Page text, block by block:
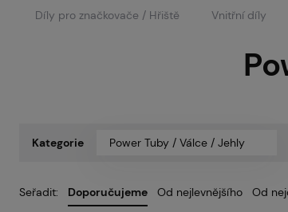
Díly pro značkovače / Hřiště Vnitřní díly
Kategorie Power Tuby / Válce / Jehly
Seřadit: Doporučujeme Od nejlevnějšího Od